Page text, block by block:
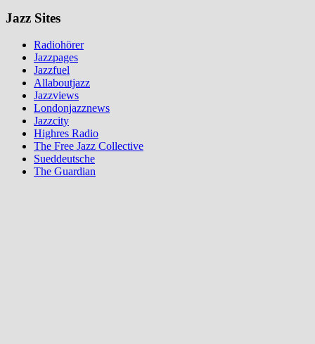
Jazz Sites
Radiohörer
Jazzpages
Jazzfuel
Allaboutjazz
Jazzviews
Londonjazznews
Jazzcity
Highres Radio
The Free Jazz Collective
Sueddeutsche
The Guardian